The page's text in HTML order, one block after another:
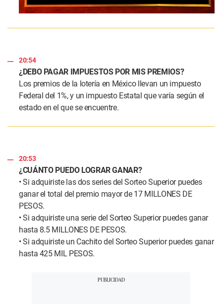
20:54
¿DEBO PAGAR IMPUESTOS POR MIS PREMIOS?
Los premios de la lotería en México llevan un impuesto
Federal del 1%, y un impuesto Estatal que varía según el
estado en el que se encuentre.
20:53
¿CUÁNTO PUEDO LOGRAR GANAR?
• Si adquiriste las dos series del Sorteo Superior puedes
ganar el total del premio mayor de 17 MILLONES DE
PESOS.
• Si adquiriste una serie del Sorteo Superior puedes ganar
hasta 8.5 MILLONES DE PESOS.
• Si adquiriste un Cachito del Sorteo Superior puedes ganar
hasta 425 MIL PESOS.